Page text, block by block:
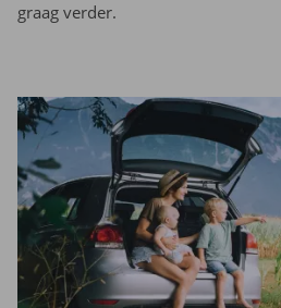
graag verder.